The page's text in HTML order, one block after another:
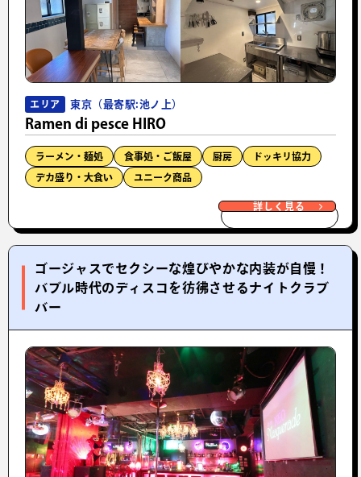
エリア 東京（最寄駅:池ノ上）
Ramen di pesce HIRO
ラーメン・麺処 食事処・ご飯屋 厨房 ドッキリ協力
デカ盛り・大食い ユニーク商品
詳しく見る
ゴージャスでセクシーな煌びやかな内装が自慢！
バブル時代のディスコを彷彿させるナイトクラブ
バー